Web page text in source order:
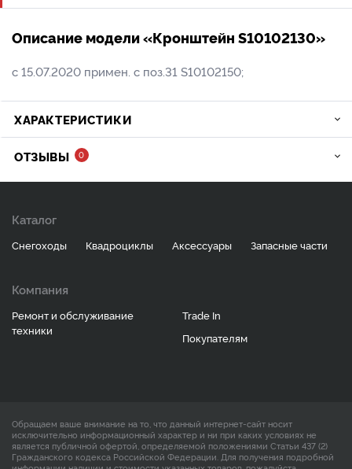
Описание модели «Кронштейн S10102130»
с 15.07.2020 примен. с поз.31 S10102150;
ХАРАКТЕРИСТИКИ
ОТЗЫВЫ 0
Каталог
Снегоходы Квадроциклы Аксессуары Запасные части
Компания
Ремонт и обслуживание
техники
Trade In
Покупателям
Обращаем ваше внимание на то, что данный интернет-сайт носит
исключительно информационный характер и ни при каких условиях не
является публичной офертой, определяемой положениями Статьи 437 (2)
Гражданского кодекса Российской Федерации. Для получения подробной